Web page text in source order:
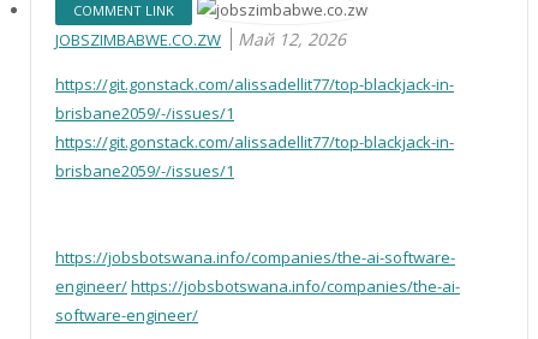
COMMENT LINK
JOBSZIMBABWE.CO.ZW Май 12, 2026
https://git.gonstack.com/alissadellit77/top-blackjack-in-
brisbane2059/-/issues/1
https://git.gonstack.com/alissadellit77/top-blackjack-in-
brisbane2059/-/issues/1
https://jobsbotswana.info/companies/the-ai-software-
engineer/https://jobsbotswana.info/companies/the-ai-
software-engineer/